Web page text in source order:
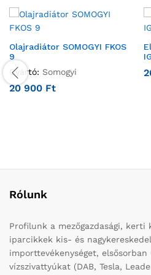
Olajradiátor SOMOGYI FKOS
9
Gyártó: Somogyi
20 900 Ft
Rólunk
Profilunk a mezőgazdasági, kerti
iparcikkek kis- és
importtevékenységet, elsősorban
vízszivattyúkat (DAB, Tesla,